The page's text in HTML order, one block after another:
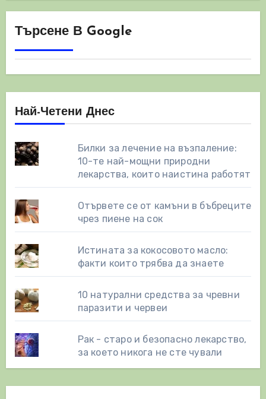
Търсене В Google
Най-Четени Днес
Билки за лечение на възпаление:
10-те най-мощни природни
лекарства, които наистина работят
Отървете се от камъни в бъбреците
чрез пиене на сок
Истината за кокосовото масло:
факти които трябва да знаете
10 натурални средства за чревни
паразити и червеи
Рак - старо и безопасно лекарство,
за което никога не сте чували